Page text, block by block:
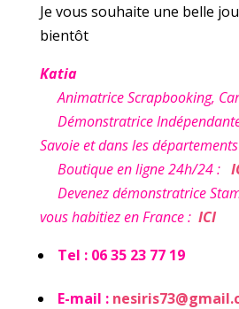
Je vous souhaite une belle
bientôt
Katia
Animatrice Scrapbooking,
Démonstratrice
Savoie et dans les
Boutique en ligne 24h/24 :
Devenez démonstratrice
vous habitiez en France : ICI
Tel : 06 35 23 77 19
E-mail :